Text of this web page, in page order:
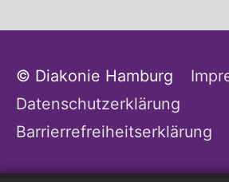
© Diakonie Hamburg
Datenschutzerklärung
Barrierrefreiheitserklärung